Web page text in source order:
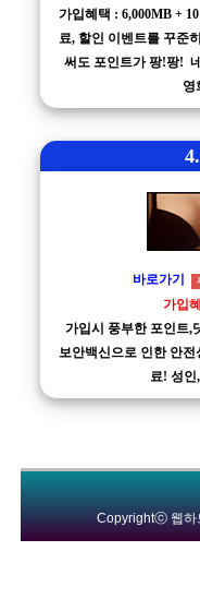
가입혜택 : 6,000MB +
료, 할인 이벤트를 꾸준
써도 포인트가 팡!팡!
영
바로가기
가입
가입시 풍부한 포인트,
보안백신으로 인한 안
료! 성
Copyrightⓒ 웹하